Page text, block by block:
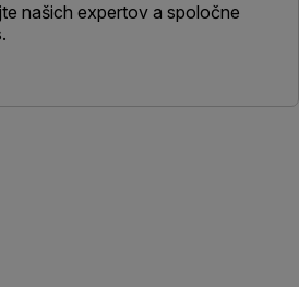
našich expertov a spoločne